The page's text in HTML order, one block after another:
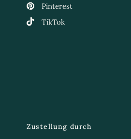
Pinterest
TikTok
Zustellung durch